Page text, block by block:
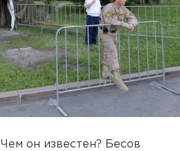
он известен? Бесов